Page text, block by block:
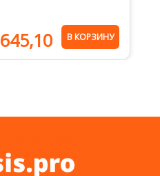
645,10 В КОРЗИНУ